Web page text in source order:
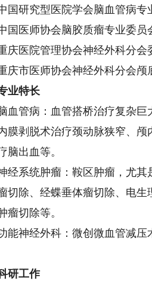
研究型医院学会脑血管病专
医师协会脑胶质瘤专业委员
医院管理协会神经外科分会
市医师协会神经外科分会颅
特长
管病：血管搭桥治疗复杂巨
膜剥脱术治疗颈动脉狭窄、
脑出血等。
系统肿瘤：鞍区肿瘤，尤其是
切除、经蝶垂体瘤切除、电生
瘤切除等。
神经外科：微创微血管减压
工作